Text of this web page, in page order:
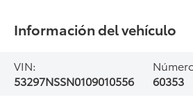
Información del vehículo
VIN:
53297NSSN0109010556
60353